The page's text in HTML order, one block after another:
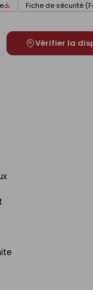
Fiche de sécurité
Vérifier la